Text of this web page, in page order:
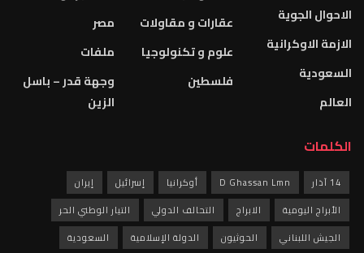
الاحوال الجوية
الازمة الاوكرانية
السعودية
العالم
عقارات و مقاولات
علوم و تكنولوجيا
فلسطين
مصر
ملفات
وجهة قدر – باسل
الزين
الكلمات
14 آذار D Ghassan Lmn أوكرانيا إسرائيل
إيران
الأبراج اليومية
الابراج التحالف الدولي
التيار الوطني الحر
الجيش اللبناني
الحوثيون الدولة الإسلامية السعودية